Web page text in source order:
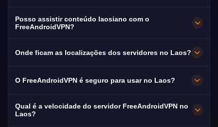
Sim! O servidor FreeAndroidVPN no Laos é
100% grátis. Um dos poucos provedores de
globalmente.
Posso assistir conteúdo laosiano com o
FreeAndroidVPN?
streaming da LNTV com reprodução suave de
Onde ficam as localizações dos servidores no Laos?
servidores de alta velocidade por todo o Laos
Todos os servidores possuem conexões de
O FreeAndroidVPN é seguro para usar no Laos?
Absolutamente. Criptografia AES-256 e
política de não registrar logs. O Laos tem
Qual é a velocidade do servidor FreeAndroidVPN no
Laos?